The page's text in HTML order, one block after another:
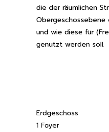
die der räumlichen
Obergeschossebene
und wie diese für
genutzt werden soll.
Erdgeschoss
1 Foyer